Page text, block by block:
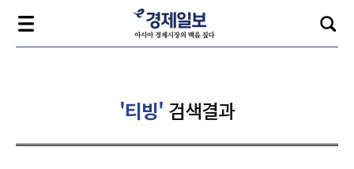
'티빙' 검색결과